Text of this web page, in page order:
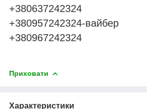
+380637242324
+380957242324-вайбер
+380967242324
Приховати
Характеристики